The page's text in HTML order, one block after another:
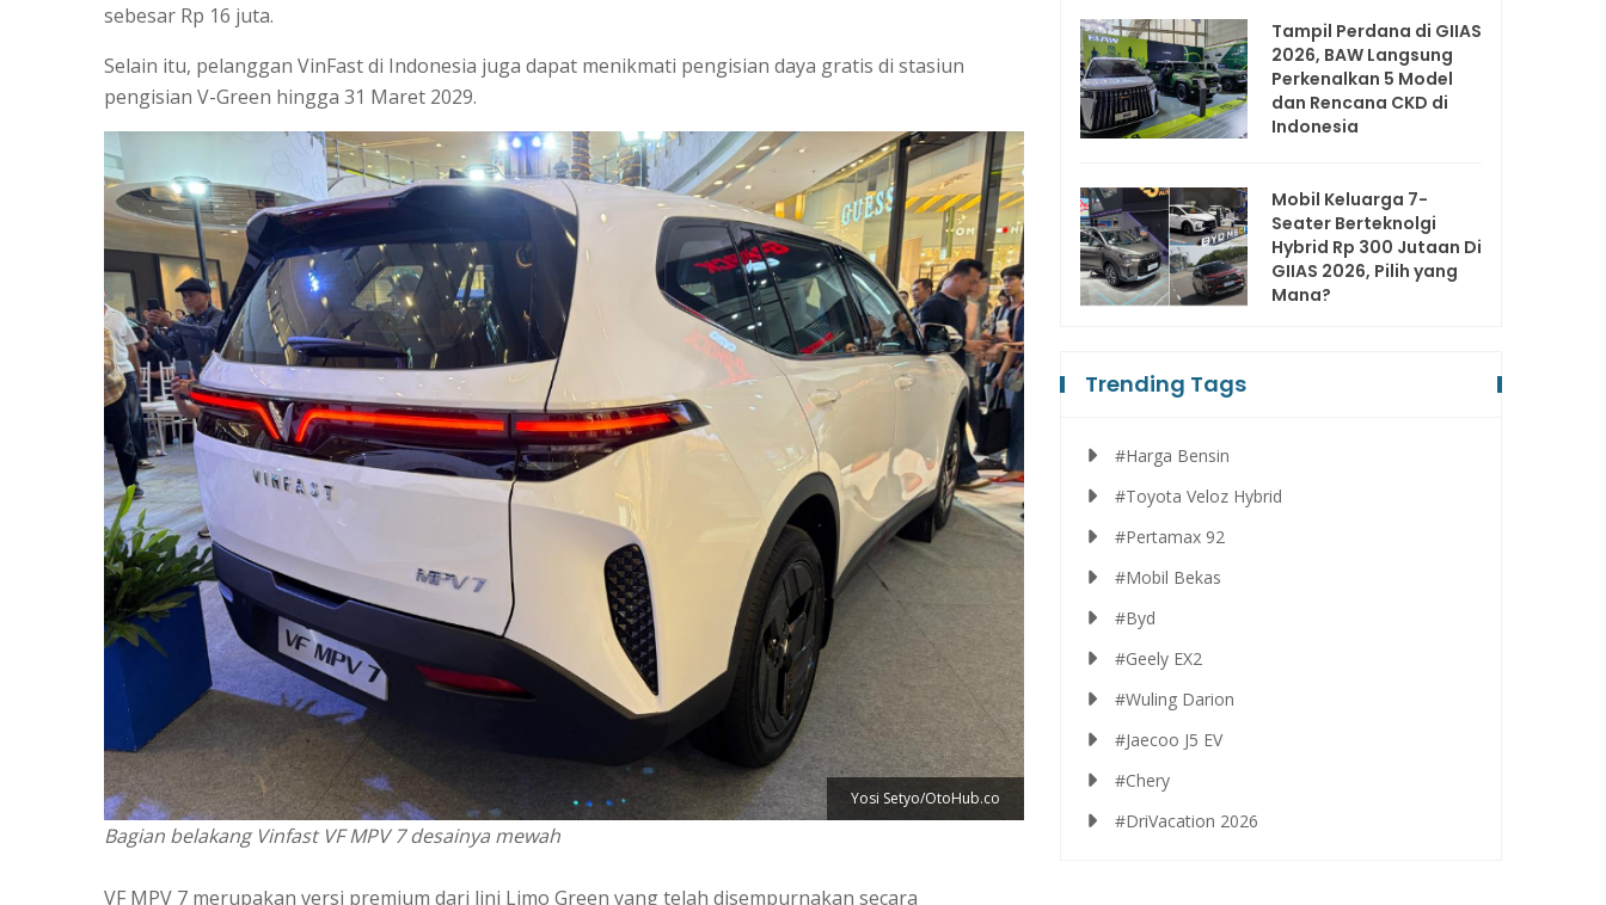
sebesar Rp 16 juta.
Selain itu, pelanggan VinFast di Indonesia juga dapat menikmati pengisian daya gratis di stasiun
pengisian V-Green hingga 31 Maret 2029.
Yosi Setyo/OtoHub.co
Bagian belakang Vinfast VF MPV 7 desainya mewah
VF MPV 7 merupakan versi premium dari lini Limo Green yang telah disempurnakan secara
Tampil Perdana di GIIAS
2026, BAW Langsung
Perkenalkan 5 Model
dan Rencana CKD di
Indonesia
Mobil Keluarga 7-
Seater Berteknolgi
Hybrid Rp 300 Jutaan Di
GIIAS 2026, Pilih yang
Mana?
Trending Tags
#Harga Bensin
#Toyota Veloz Hybrid
#Pertamax 92
#Mobil Bekas
#Byd
#Geely EX2
#Wuling Darion
#Jaecoo J5 EV
#Chery
#DriVacation 2026